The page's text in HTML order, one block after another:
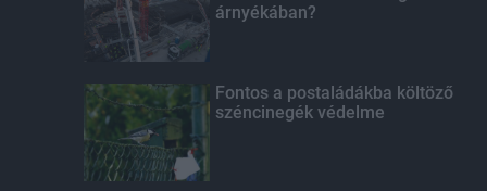
árnyékában?
Fontos a postaládákba költöző
széncinegék védelme